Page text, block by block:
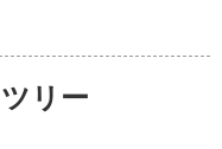
リー